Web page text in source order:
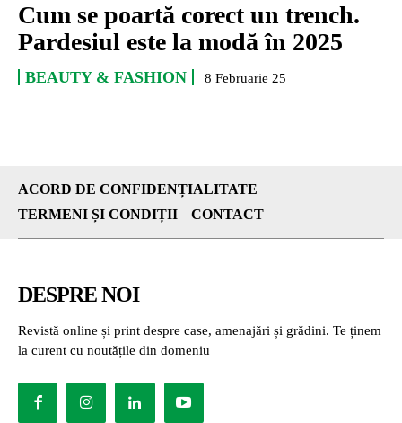
Cum se poartă corect un trench.
Pardesiul este la modă în 2025
BEAUTY & FASHION 8 Februarie 25
ACORD DE CONFIDENȚIALITATE
TERMENI ȘI CONDIȚII
CONTACT
DESPRE NOI
Revistă online și print despre case, amenajări și grădini. Te ținem
la curent cu noutățile din domeniu